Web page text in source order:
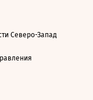
Северо-Запад